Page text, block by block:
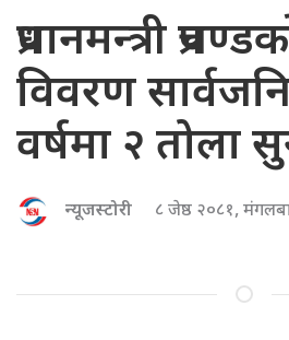
प्रधानमन्त्री
विवरण
वर्षमा २ तोला
न्यूजस्टोरी ८ जेष्ठ २०८१,